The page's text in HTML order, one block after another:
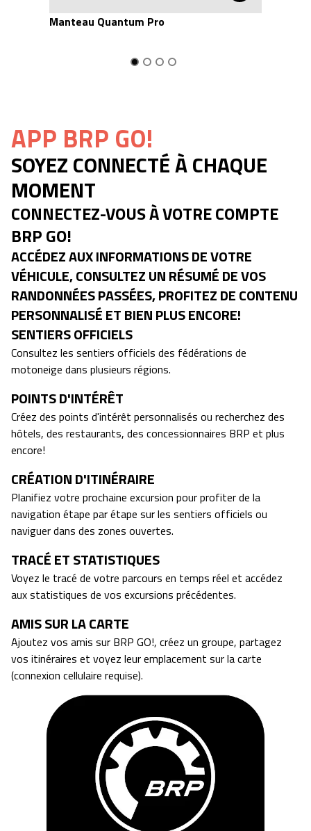
Manteau Quantum Pro
APP BRP GO!
SOYEZ CONNECTÉ À CHAQUE
MOMENT
CONNECTEZ-VOUS À VOTRE COMPTE
BRP GO!
ACCÉDEZ AUX INFORMATIONS DE VOTRE
VÉHICULE, CONSULTEZ UN RÉSUMÉ DE VOS
RANDONNÉES PASSÉES, PROFITEZ DE CONTENU
PERSONNALISÉ ET BIEN PLUS ENCORE!
SENTIERS OFFICIELS
Consultez les sentiers officiels des fédérations de
motoneige dans plusieurs régions.
POINTS D'INTÉRÊT
Créez des points d'intérêt personnalisés ou recherchez des
hôtels, des restaurants, des concessionnaires BRP et plus
encore!
CRÉATION D'ITINÉRAIRE
Planifiez votre prochaine excursion pour profiter de la
navigation étape par étape sur les sentiers officiels ou
naviguer dans des zones ouvertes.
TRACÉ ET STATISTIQUES
Voyez le tracé de votre parcours en temps réel et accédez
aux statistiques de vos excursions précédentes.
AMIS SUR LA CARTE
Ajoutez vos amis sur BRP GO!, créez un groupe, partagez
vos itinéraires et voyez leur emplacement sur la carte
(connexion cellulaire requise).